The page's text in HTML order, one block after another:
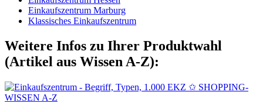
Einkaufszentrum Marburg
Klassisches Einkaufszentrum
Weitere Infos zu Ihrer Produktwahl
(Artikel aus Wissen A-Z):